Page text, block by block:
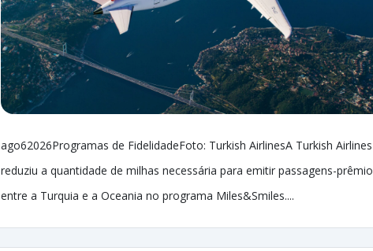
ago62026Programas de FidelidadeFoto: Turkish AirlinesA Turkish Airlines
reduziu a quantidade de milhas necessária para emitir passagens-prêmio
entre a Turquia e a Oceania no programa Miles&Smiles....